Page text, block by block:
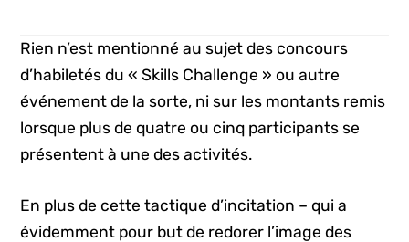
Rien n’est mentionné au sujet des concours
d’habiletés du « Skills Challenge » ou autre
événement de la sorte, ni sur les montants remis
lorsque plus de quatre ou cinq participants se
présentent à une des activités.
En plus de cette tactique d’incitation – qui a
évidemment pour but de redorer l’image des